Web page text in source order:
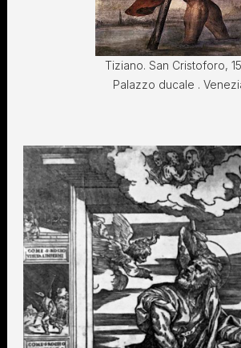
Tiziano. San Cristoforo,
Palazzo ducale .